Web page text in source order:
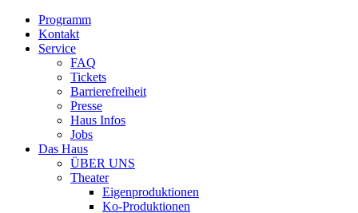
Programm
Kontakt
Service
FAQ
Tickets
Barrierefreiheit
Presse
Haus Infos
Jobs
Das Haus
ÜBER UNS
Theater
Eigenproduktionen
Ko-Produktionen